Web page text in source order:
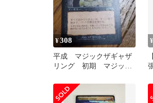
¥308
平成 マジックザギャザ
リング 初期 マジッ
mtg
¥